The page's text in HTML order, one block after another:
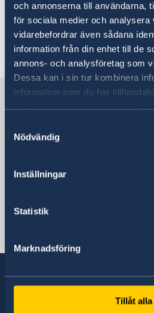
och annonserna till användarna,
för sociala medier och analysera
vidarebefordrar även sådana
information från din enhet till de
annons- och analysföretag som
Dessa kan i sin tur kombinera
information som du har
Nödvändig
Inställningar
Statistik
Marknadsföring
Tillåt alla
Cabo Verde
Going to Sweden?
Visiting Sweden
Moving to someone in Sweden
Working in Sweden
Studying in Sweden
Going to Sweden
Sweden in Cabo
The Embassy
Portugal, Lissabon
Swedish Consulate
Praia, Kap Verde
Sweden has diplomatic